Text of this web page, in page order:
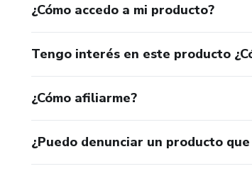
¿Cómo accedo a mi producto?
Tengo interés en este producto
¿Cómo afiliarme?
¿Puedo denunciar un producto